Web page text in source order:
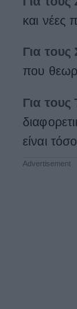
και νέες
Για
που
Για τους
είναι